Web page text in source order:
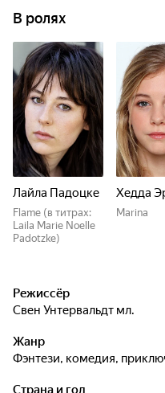
В ролях
Лайла Падоцке
Flame (в титрах:
Laila Marie Noelle
Padotzke)
Хедда
Marina
Режиссёр
Свен Унтервальдт мл.
Жанр
фэнтези, комедия,
Страна и год